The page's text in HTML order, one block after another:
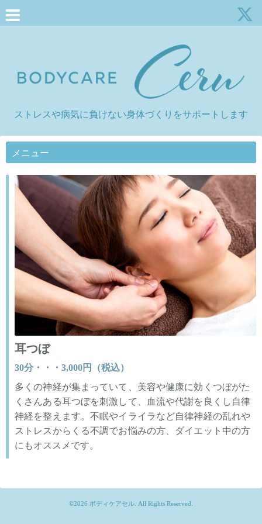
ストレスや病気に負けない身体づくりをサポートします
メニュー
耳つぼ
30分・・・3,000円（税込）
多くの神経が集まっていて、美容や健康に効くつぼがた
くさんある耳つぼを刺激して、血流や代謝を良くし自律
神経を整えます。不眠やイライラなど自律神経の乱れや
ストレスからくる不調でお悩みの方、ダイエット中の方
にもオススメです。
©2026 ボディケアセル . All Rights Reserved.